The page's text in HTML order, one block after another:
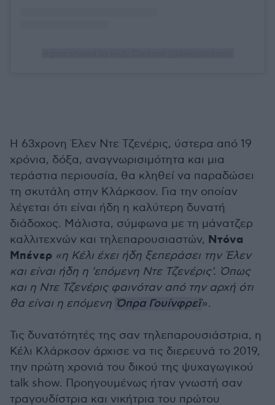
H 63χρονη Έλεν Ντε Τζενέρις, ύστερα από 19
χρόνια, δόξα, αναγνωρισιμότητα και μια
τεράστια περιουσία, θα κληθεί να παραδώσει
τη σκυτάλη στην Κλάρκσον. Για την οποίαν
λέγεται ότι είναι ήδη η καλύτερη δυνατή
διάδοχος. Μάλιστα, σύμφωνα με τη μάνατζερ
καλλιτεχνών και τηλεπαρουσιαστών, Ντόνα
Μπένερ «η Κέλι έχει ήδη ξεπεράσει την Έλεν
και είναι ήδη η 'επόμενη Ντε Τζενέρις'. Όπως
και η Ντε Τζενέρις φαινόταν από την αρχή ότι
θα είναι η επόμενη Όπρα Γουίνφρεϊ».
Τις δυνατότητές της σαν τηλεπαρουσιάστρια, η
Κέλι Κλάρκσον άρχισε να τις διερευνά το 2019,
την πρώτη χρονιά του δικού της ψυχαγωγικού
talk show. Προηγουμένως ήταν γνωστή σαν
τραγουδίστρια και νικήτρια του πρώτου